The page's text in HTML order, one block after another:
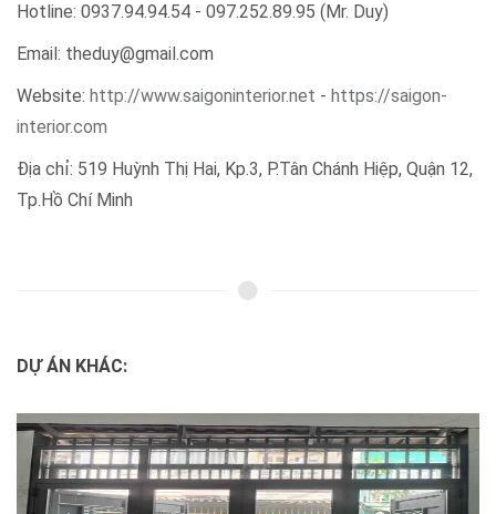
Hotline: 0937.94.94.54 - 097.252.89.95 (Mr. Duy)
Email: theduy@gmail.com
Website: http://www.saigoninterior.net - https://saigon-
interior.com
Địa chỉ: 519 Huỳnh Thị Hai, Kp.3, P.Tân Chánh Hiệp, Quận 12,
Tp.Hồ Chí Minh
DỰ ÁN KHÁC: